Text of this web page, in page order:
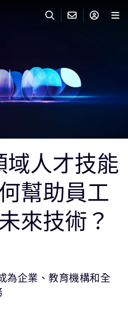
號。
域人才技能
幫助員工
來技術？
為企業、教育機構和全